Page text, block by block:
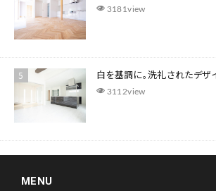
3181view
白を基調に。洗礼されたデザ
3112view
MENU